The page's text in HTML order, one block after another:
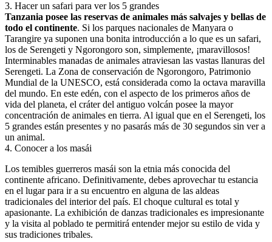
3. Hacer un safari para ver los 5 grandes
Tanzania posee las reservas de animales más salvajes y bellas de
todo el continente. Si los parques nacionales de Manyara o
Tarangire ya suponen una bonita introducción a lo que es un safari,
los de Serengeti y Ngorongoro son, simplemente, ¡maravillosos!
Interminables manadas de animales atraviesan las vastas llanuras del
Serengeti. La Zona de conservación de Ngorongoro, Patrimonio
Mundial de la UNESCO, está considerada como la octava maravilla
del mundo. En este edén, con el aspecto de los primeros años de
vida del planeta, el cráter del antiguo volcán posee la mayor
concentración de animales en tierra. Al igual que en el Serengeti, los
5 grandes están presentes y no pasarás más de 30 segundos sin ver a
un animal.
4. Conocer a los masái
Los temibles guerreros masái ​​son la etnia más conocida del
continente africano. Definitivamente, debes aprovechar tu estancia
en el lugar para ir a su encuentro en alguna de las aldeas
tradicionales del interior del país. El choque cultural es total y
apasionante. La exhibición de danzas tradicionales es impresionante
y la visita al poblado te permitirá entender mejor su estilo de vida y
sus tradiciones tribales.